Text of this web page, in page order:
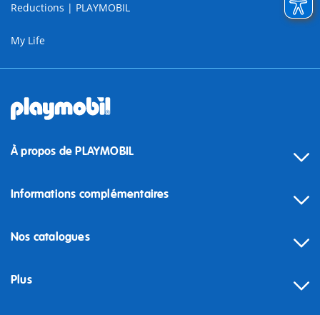
Reductions | PLAYMOBIL
My Life
À propos de PLAYMOBIL
Informations complémentaires
Nos catalogues
Plus